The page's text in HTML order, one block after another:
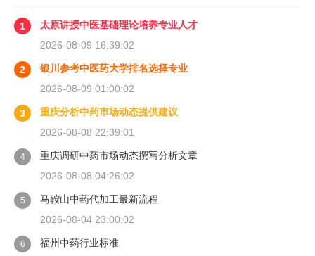
1
太原讲授中医基础理论培养专业人才
2026-08-09 16:39:02
2
银川参考中医药大学排名选择专业
2026-08-09 01:00:02
3
重庆分析中药市场动态提供建议
2026-08-08 22:39:01
4
重庆调研中药市场动态撰写分析文章
2026-08-08 04:26:02
5
马鞍山中药代加工最新流程
2026-08-04 23:00:02
6 福州中药行业标准